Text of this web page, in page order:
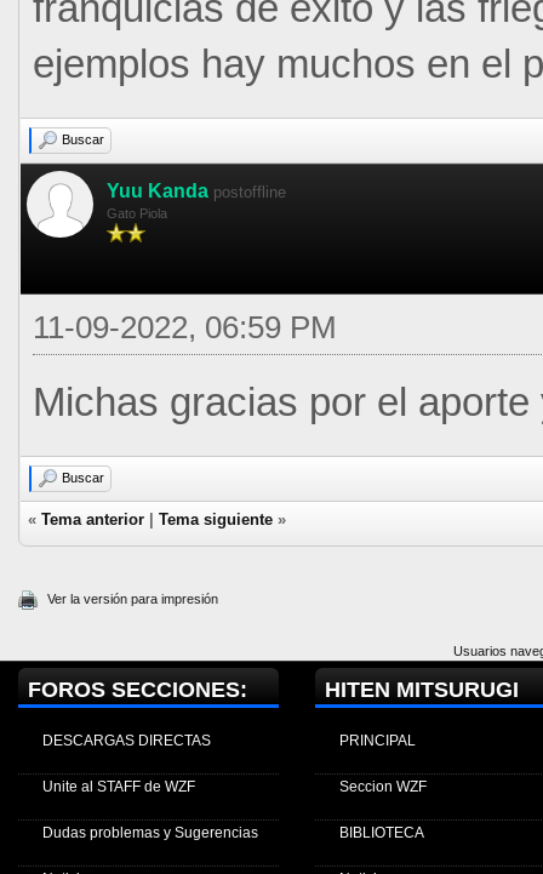
ejemplos hay muchos en el
Buscar
Yuu Kanda postoffline
Gato Piola
11-09-2022, 06:59 PM
Michas gracias por el
Buscar
« Tema anterior Tema siguiente »
Ver la versión para impresión
Usuarios
FOROS SECCIONES:
DESCARGAS DIRECTAS
Unite al STAFF de WZF
Dudas problemas y Sugerencias
HITEN MITSURUGI
PRINCIPAL
Seccion WZF
BIBLIOTECA